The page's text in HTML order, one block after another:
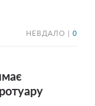
НЕВДАЛО | 0